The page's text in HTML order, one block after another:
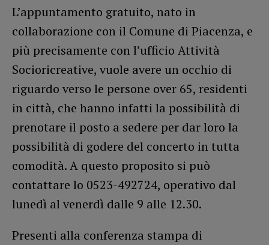
L’appuntamento gratuito, nato in
collaborazione con il Comune di Piacenza, e
più precisamente con l’ufficio Attività
Socioricreative, vuole avere un occhio di
riguardo verso le persone over 65, residenti
in città, che hanno infatti la possibilità di
prenotare il posto a sedere per dar loro la
possibilità di godere del concerto in tutta
comodità. A questo proposito si può
contattare lo 0523-492724, operativo dal
lunedì al venerdì dalle 9 alle 12.30.
Presenti alla conferenza stampa di